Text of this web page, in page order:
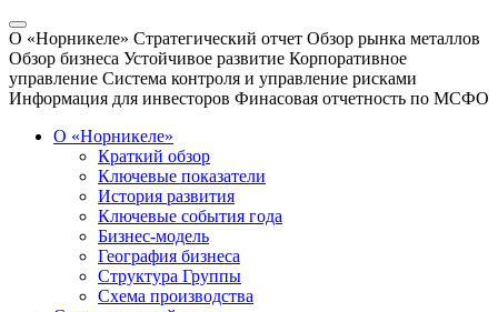
О «Норникеле» Стратегический отчет Обзор рынка металлов
Обзор бизнеса Устойчивое развитие Корпоративное
управление Система контроля и управление рисками
Информация для инвесторов Финасовая отчетность по МСФО
О «Норникеле»
Краткий обзор
Ключевые показатели
История развития
Ключевые события года
Бизнес-модель
География бизнеса
Структура Группы
Схема производства